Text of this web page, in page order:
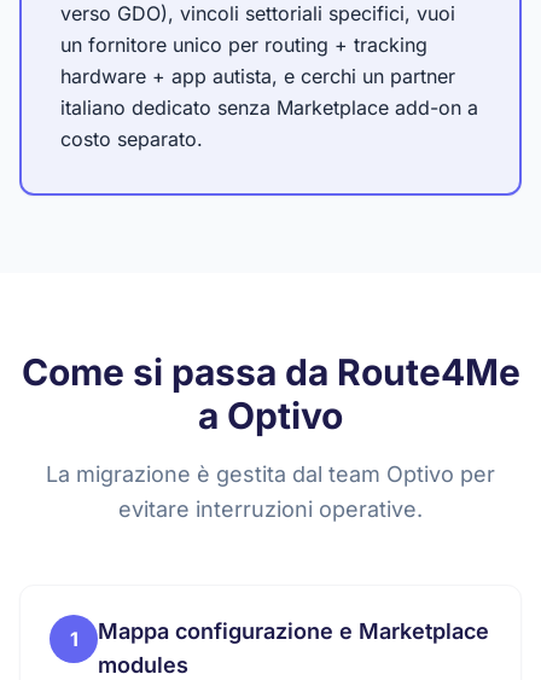
verso GDO), vincoli settoriali specifici, vuoi
un fornitore unico per routing + tracking
hardware + app autista, e cerchi un partner
italiano dedicato senza Marketplace add-on a
costo separato.
Come si passa da Route4Me
a Optivo
La migrazione è gestita dal team Optivo per
evitare interruzioni operative.
1
Mappa configurazione e Marketplace
modules